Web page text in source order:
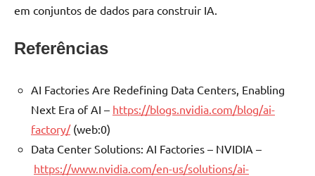
em conjuntos de dados para construir IA.
Referências
AI Factories Are Redefining Data Centers, Enabling
Next Era of AI – https://blogs.nvidia.com/blog/ai-
factory/(web:0)
Data Center Solutions: AI Factories – NVIDIA –
https://www.nvidia.com/en-us/solutions/ai-